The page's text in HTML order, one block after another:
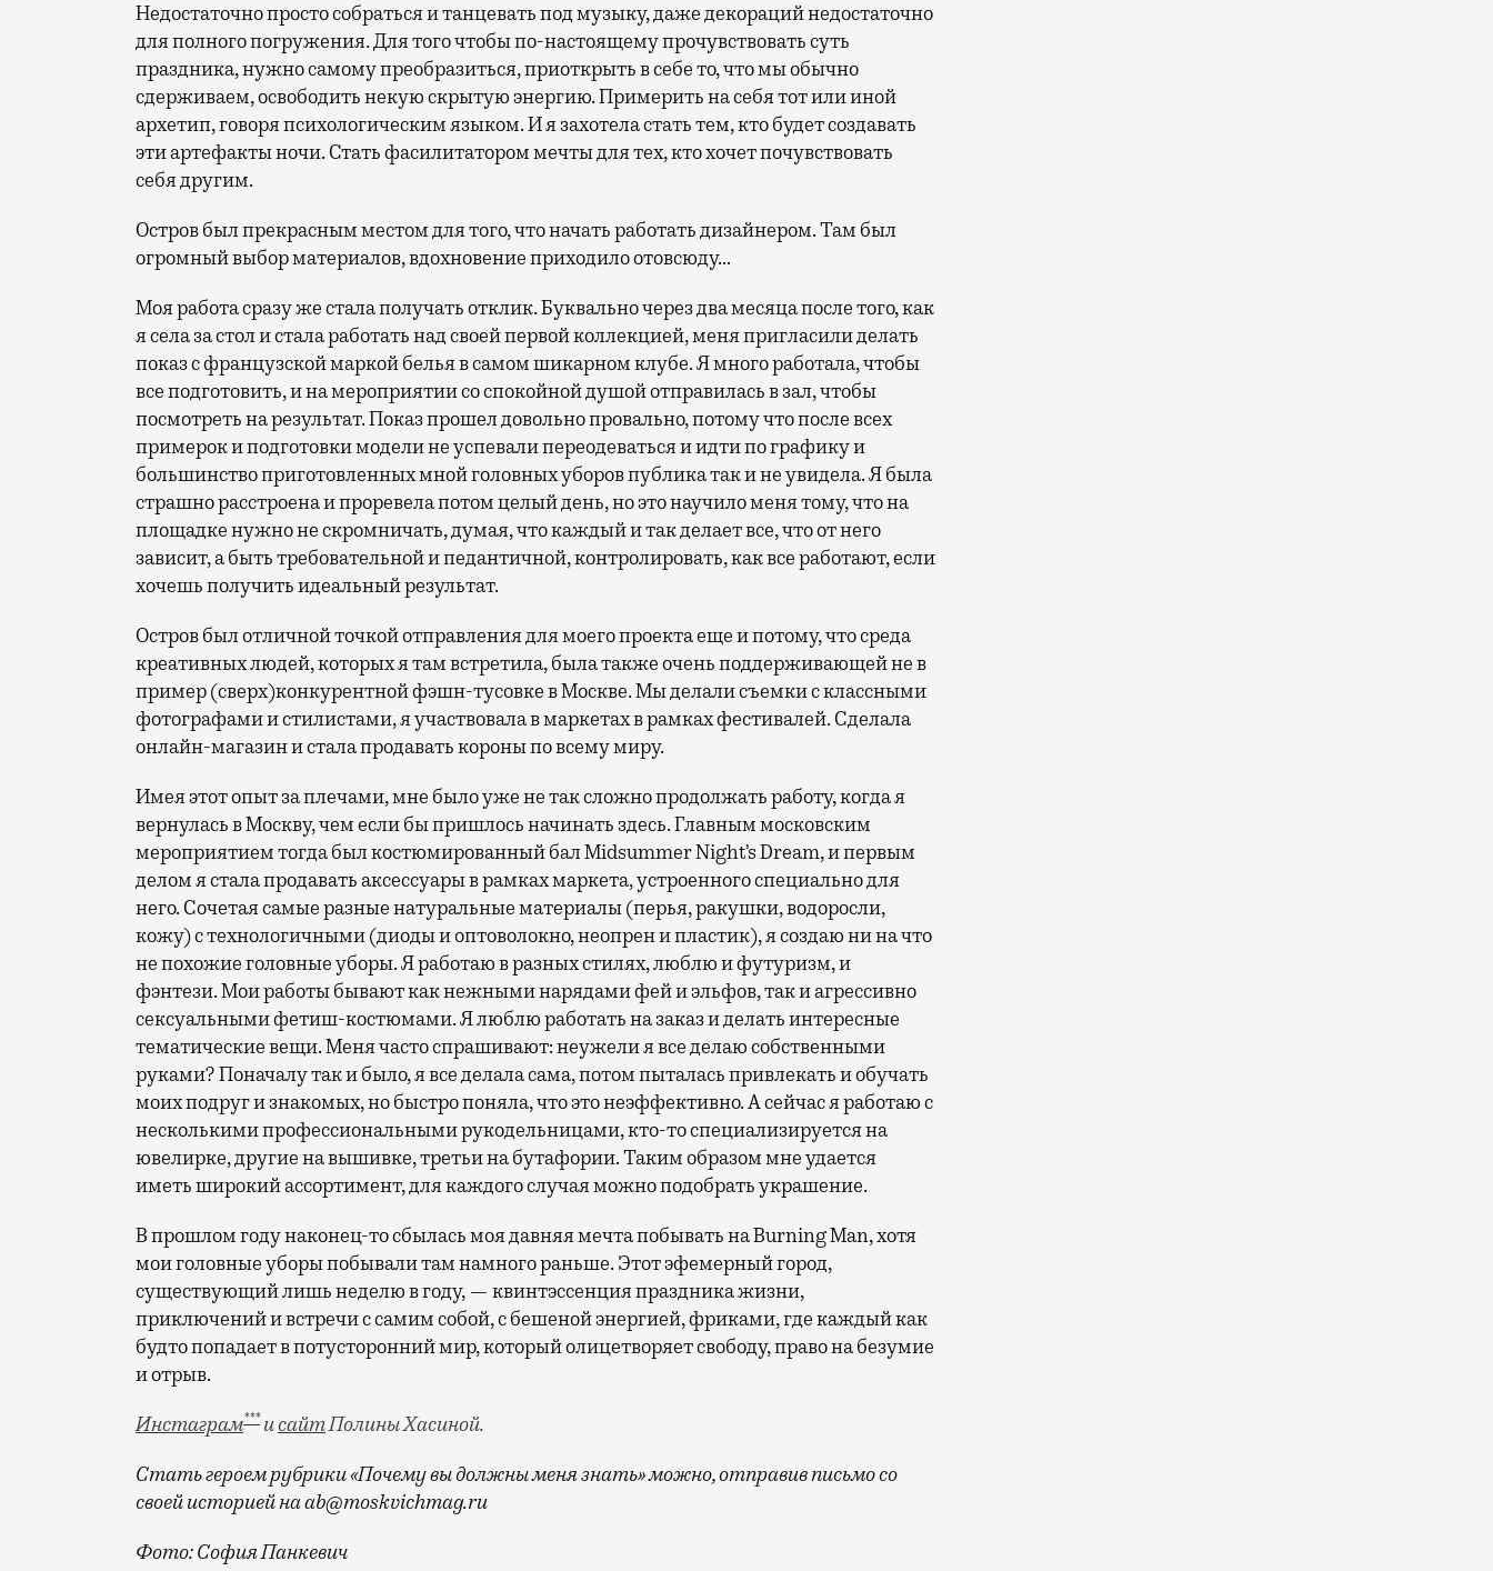
Недостаточно просто собраться и танцевать под музыку, даже декораций недостаточно
для полного погружения. Для того чтобы по-настоящему прочувствовать суть
праздника, нужно самому преобразиться, приоткрыть в себе то, что мы обычно
сдерживаем, освободить некую скрытую энергию. Примерить на себя тот или иной
архетип, говоря психологическим языком. И я захотела стать тем, кто будет создавать
эти артефакты ночи. Стать фасилитатором мечты для тех, кто хочет почувствовать
себя другим.
Остров был прекрасным местом для того, что начать работать дизайнером. Там был
огромный выбор материалов, вдохновение приходило отовсюду…
Моя работа сразу же стала получать отклик. Буквально через два месяца после того, как
я села за стол и стала работать над своей первой коллекцией, меня пригласили делать
показ с французской маркой белья в самом шикарном клубе. Я много работала, чтобы
все подготовить, и на мероприятии со спокойной душой отправилась в зал, чтобы
посмотреть на результат. Показ прошел довольно провально, потому что после всех
примерок и подготовки модели не успевали переодеваться и идти по графику и
большинство приготовленных мной головных уборов публика так и не увидела. Я была
страшно расстроена и проревела потом целый день, но это научило меня тому, что на
площадке нужно не скромничать, думая, что каждый и так делает все, что от него
зависит, а быть требовательной и педантичной, контролировать, как все работают, если
хочешь получить идеальный результат.
Остров был отличной точкой отправления для моего проекта еще и потому, что среда
креативных людей, которых я там встретила, была также очень поддерживающей не в
пример (сверх)конкурентной фэшн-тусовке в Москве. Мы делали съемки с классными
фотографами и стилистами, я участвовала в маркетах в рамках фестивалей. Сделала
онлайн-магазин и стала продавать короны по всему миру.
Имея этот опыт за плечами, мне было уже не так сложно продолжать работу, когда я
вернулась в Москву, чем если бы пришлось начинать здесь. Главным московским
мероприятием тогда был костюмированный бал Midsummer Night’s Dream, и первым
делом я стала продавать аксессуары в рамках маркета, устроенного специально для
него. Сочетая самые разные натуральные материалы (перья, ракушки, водоросли,
кожу) с технологичными (диоды и оптоволокно, неопрен и пластик), я создаю ни на что
не похожие головные уборы. Я работаю в разных стилях, люблю и футуризм, и
фэнтези. Мои работы бывают как нежными нарядами фей и эльфов, так и агрессивно
сексуальными фетиш-костюмами. Я люблю работать на заказ и делать интересные
тематические вещи. Меня часто спрашивают: неужели я все делаю собственными
руками? Поначалу так и было, я все делала сама, потом пыталась привлекать и обучать
моих подруг и знакомых, но быстро поняла, что это неэффективно. А сейчас я работаю с
несколькими профессиональными рукодельницами, кто-то специализируется на
ювелирке, другие на вышивке, третьи на бутафории. Таким образом мне удается
иметь широкий ассортимент, для каждого случая можно подобрать украшение.
В прошлом году наконец-то сбылась моя давняя мечта побывать на Burning Man, хотя
мои головные уборы побывали там намного раньше. Этот эфемерный город,
существующий лишь неделю в году, — квинтэссенция праздника жизни,
приключений и встречи с самим собой, с бешеной энергией, фриками, где каждый как
будто попадает в потусторонний мир, который олицетворяет свободу, право на безумие
и отрыв.
Инстаграм***исайтПолины Хасиной.
Стать героем рубрики «Почему вы должны меня знать» можно, отправив письмо со
своей историей на ab@moskvichmag.ru
Фото: София Панкевич